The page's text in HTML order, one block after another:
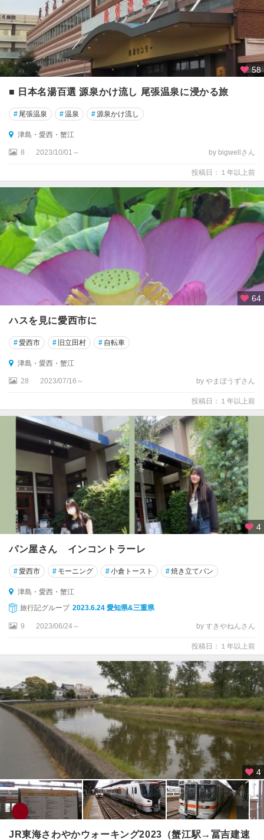
58
■ 日本名湯百選 源泉かけ流し 尾張温泉に浸かる旅
# 尾張温泉 #温泉 #源泉かけ流し
津島・愛西・蟹江
8 2023/10/01～ by bigwellさん
投稿日：１年以上前
64
ハスを見に愛西市に
#愛西市 # 旧立田村 # 自転車
津島・愛西・蟹江
28 2023/07/16～ by やまぼうずさん
投稿日：１年以上前
4
パン屋さん インコントラーレ
#愛西市 # モーニング #小倉トースト #焼き立てパン
津島・愛西・蟹江
旅行記グループ 2023.6.24 愛知県&三重県
9 2023/06/24～ by すきやねんさん
投稿日：１年以上前
4
JR東海さわやかウォーキング2023（蟹江駅→冨吉建速